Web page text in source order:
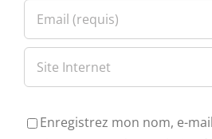
Enregistrez mon nom, e-